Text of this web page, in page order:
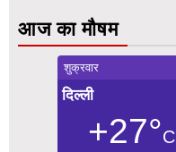
आज का मौषम
शुक्रवार
दिल्ली
+27°C